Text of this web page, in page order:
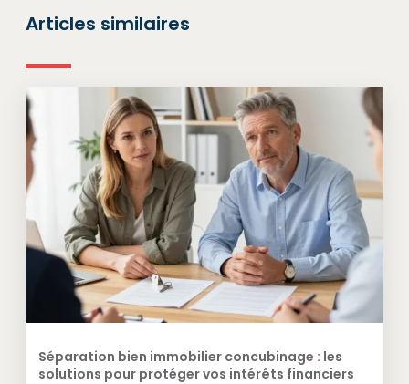
Articles similaires
Séparation bien immobilier concubinage : les
solutions pour protéger vos intérêts financiers